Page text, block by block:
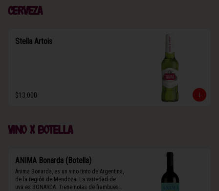
Cerveza
Stella Artois
$13.000
Vino x botella
ANIMA Bonarda (Botella)
Ánima Bonarda, es un vino tinto de Argentina,
de la región de Mendoza. La variedad de
uva es BONARDA. Tiene notas de frambuesa